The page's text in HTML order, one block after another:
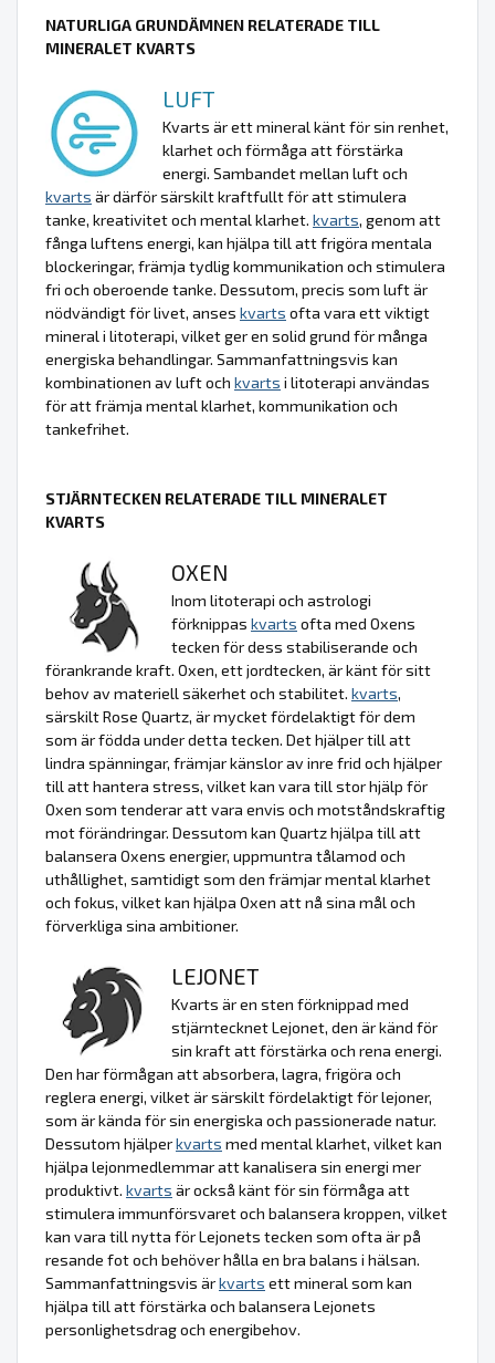
NATURLIGA GRUNDÄMNEN RELATERADE TILL
MINERALET KVARTS
LUFT
Kvarts är ett mineral känt för sin renhet,
klarhet och förmåga att förstärka
energi. Sambandet mellan luft och
kvarts är därför särskilt kraftfullt för att stimulera
tanke, kreativitet och mental klarhet. kvarts, genom att
fånga luftens energi, kan hjälpa till att frigöra mentala
blockeringar, främja tydlig kommunikation och stimulera
fri och oberoende tanke. Dessutom, precis som luft är
nödvändigt för livet, anses kvarts ofta vara ett viktigt
mineral i litoterapi, vilket ger en solid grund för många
energiska behandlingar. Sammanfattningsvis kan
kombinationen av luft och kvarts i litoterapi användas
för att främja mental klarhet, kommunikation och
tankefrihet.
STJÄRNTECKEN RELATERADE TILL MINERALET
KVARTS
OXEN
Inom litoterapi och astrologi
förknippas kvarts ofta med Oxens
tecken för dess stabiliserande och
förankrande kraft. Oxen, ett jordtecken, är känt för sitt
behov av materiell säkerhet och stabilitet. kvarts,
särskilt Rose Quartz, är mycket fördelaktigt för dem
som är födda under detta tecken. Det hjälper till att
lindra spänningar, främjar känslor av inre frid och hjälper
till att hantera stress, vilket kan vara till stor hjälp för
Oxen som tenderar att vara envis och motståndskraftig
mot förändringar. Dessutom kan Quartz hjälpa till att
balansera Oxens energier, uppmuntra tålamod och
uthållighet, samtidigt som den främjar mental klarhet
och fokus, vilket kan hjälpa Oxen att nå sina mål och
förverkliga sina ambitioner.
LEJONET
Kvarts är en sten förknippad med
stjärntecknet Lejonet, den är känd för
sin kraft att förstärka och rena energi.
Den har förmågan att absorbera, lagra, frigöra och
reglera energi, vilket är särskilt fördelaktigt för lejoner,
som är kända för sin energiska och passionerade natur.
Dessutom hjälperkvarts med mental klarhet, vilket kan
hjälpa lejonmedlemmar att kanalisera sin energi mer
produktivt. kvarts är också känt för sin förmåga att
stimulera immunförsvaret och balansera kroppen, vilket
kan vara till nytta för Lejonets tecken som ofta är på
resande fot och behöver hålla en bra balans i hälsan.
Sammanfattningsvis ärkvarts ett mineral som kan
hjälpa till att förstärka och balansera Lejonets
personlighetsdrag och energibehov.